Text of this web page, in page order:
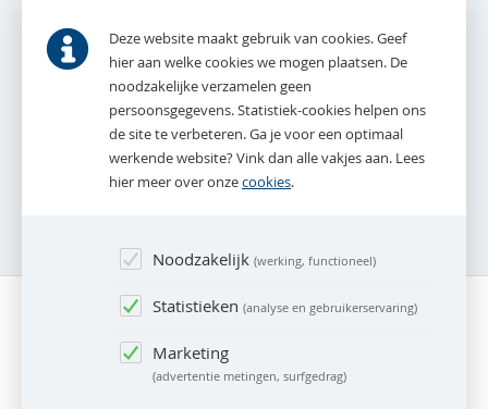
Parkweg 53
2271 AEVoorburg
070 - 387 16 16
info@debruynentak.nl
06 - 27 888 387
© De Bruyn en Tak NVM Makelaardij 2026
Deze website maakt gebruik van cookies. Geef
hier aan welke cookies we mogen plaatsen. De
noodzakelijke verzamelen geen
persoonsgegevens. Statistiek-cookies helpen ons
de site te verbeteren. Ga je voor een optimaal
werkende website? Vink dan alle vakjes aan. Lees
hier meer over onzecookies.
Noodzakelijk werking, functioneel
Statistieken analyse en gebruikerservaring
Marketing
advertentie metingen, surfgedrag